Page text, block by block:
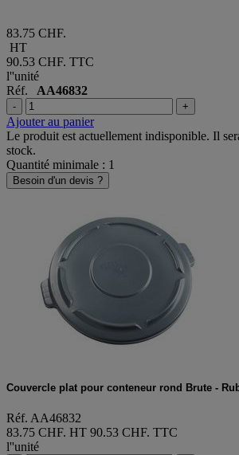
83.75 CHF.
HT
90.53 CHF. TTC
l''unité
Réf. AA46832
- +
Ajouter au panier
Le produit est actuellement indisponible. Il
stock.
Quantité minimale : 1
Besoin d'un devis ?
Couvercle plat pour conteneur rond Brute -
Réf. AA46832
83.75 CHF. HT 90.53 CHF. TTC
l''unité